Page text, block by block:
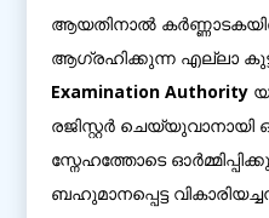
ആയതിനാൽ കർണ്ണാടകയിൽ
ആഗ്രഹിക്കുന്ന എല്ലാ
Examination Authority
രജിസ്റ്റർ ചെയ്യുവാനായി
സ്നേഹത്തോടെ
ബഹുമാനപ്പെട്ട